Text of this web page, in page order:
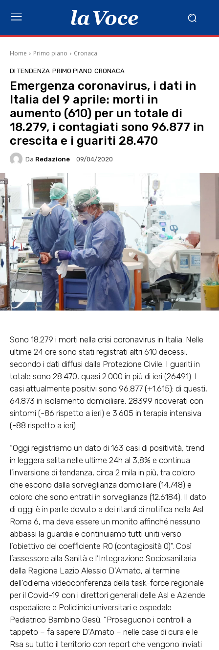
Home Primo piano Cronaca
DI TENDENZA PRIMO PIANO CRONACA
Emergenza coronavirus, i dati in
Italia del 9 aprile: morti in
aumento (610) per un totale di
18.279, i contagiati sono 96.877 in
crescita e i guariti 28.470
Da Redazione 09/04/2020
Sono 18.279 i morti nella crisi coronavirus in Italia. Nelle
ultime 24 ore sono stati registrati altri 610 decessi,
secondo i dati diffusi dalla Protezione Civile. I guariti in
totale sono 28.470, quasi 2.000 in più di ieri (26491). I
casi attualmente positivi sono 96.877 (+1.615): di questi,
64.873 in isolamento domiciliare, 28399 ricoverati con
sintomi (-86 rispetto a ieri) e 3.605 in terapia intensiva
(-88 rispetto a ieri).
“Oggi registriamo un dato di 163 casi di positività, trend
in leggera salita nelle ultime 24h al 3,8% e continua
l’inversione di tendenza, circa 2 mila in più, tra coloro
che escono dalla sorveglianza domiciliare (14.748) e
coloro che sono entrati in sorveglianza (12.6184). Il dato
di oggi è in parte dovuto a dei ritardi di notifica nella Asl
Roma 6, ma deve essere un monito affinché nessuno
abbassi la guardia e continuiamo tutti uniti verso
l’obiettivo del coefficiente R0 (contagiosità 0)”. Così
l’assessore alla Sanità e l’Integrazione Sociosanitaria
della Regione Lazio Alessio D’Amato, al termine
dell’odierna videoconferenza della task-force regionale
per il Covid-19 con i direttori generali delle Asl e Aziende
ospedaliere e Policlinici universitari e ospedale
Pediatrico Bambino Gesù. “Proseguono i controlli a
tappeto – fa sapere D’Amato – nelle case di cura e le
Rsa su tutto il territorio con report che vengono inviati